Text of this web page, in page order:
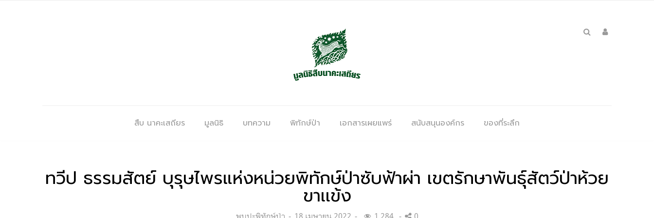
สืบ นาคะเสถียร มูลนิธิ บทความ พิทักษ์ป่า เอกสารเผยแพร่ สนับสนุนองค์กร ของที่ระลึก
ทวีป ธรรมสัตย์ บุรุษไพรแห่งหน่วยพิทักษ์ป่าซับฟ้าผ่า เขตรักษาพันธุ์สัตว์ป่าห้วย
ขาเเข้ง
Categories:
พบปะพิทักษ์ป่า Posted
18 เมษายน 2022 1,284 0